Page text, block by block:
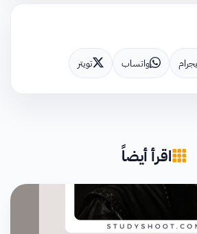
واتساب تويتر
اقرأ أيضاً